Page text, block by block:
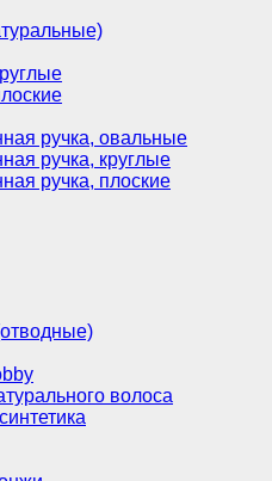
ручка, овальные
ручка, круглые
ручка, плоские
волоса